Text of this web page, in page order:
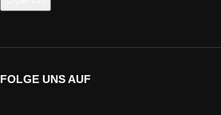
FOLGE UNS AUF